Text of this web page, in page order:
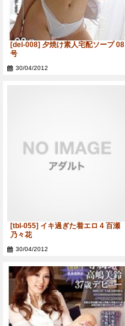
[del-008] 夕焼け素人宅配ソープ 08
号
30/04/2012
[tbl-055] イキ過ぎた着エロ 4 百瀬
乃々花
30/04/2012